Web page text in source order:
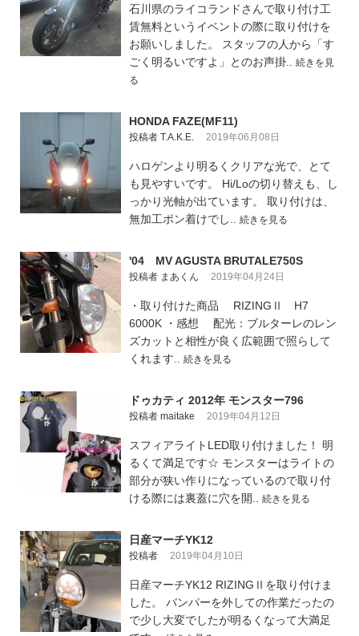
石川県のライコランドさんで取り付け工
賃無料というイベントの際に取り付けを
お願いしました。 スタッフの人から「す
ごく明るいですよ」とのお声掛.. 続きを見
る
HONDA FAZE(MF11)
投稿者 T.A.K.E. 2019年06月08日
ハロゲンより明るくクリアな光で、とて
も見やすいです。 Hi/Loの切り替えも、し
っかり光軸が出ています。 取り付けは、
無加工ポン着けでし.. 続きを見る
'04 MV AGUSTA BRUTALE750S
投稿者 まあくん 2019年04月24日
・取り付けた商品 RIZINGⅡ H7
6000K ・感想 配光：ブルターレのレン
ズカットと相性が良く広範囲で照らして
くれます.. 続きを見る
ドゥカティ 2012年 モンスター796
投稿者 maitake 2019年04月12日
スフィアライトLED取り付けました！ 明
るくて満足です☆ モンスターはライトの
部分が狭い作りになっているので取り付
ける際には裏蓋に穴を開.. 続きを見る
日産マーチYK12
投稿者 2019年04月10日
日産マーチYK12 RIZINGⅡを取り付けま
した。 バンパーを外しての作業だったの
で少し大変でしたが明るくなって大満足